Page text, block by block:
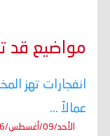
مواضيع قد
انفجارات تهز
عمالاً ...
الأحد/09/أغسطس/2026 - 04:01 م